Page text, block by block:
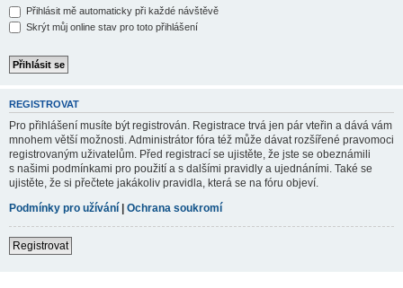
Přihlásit mě automaticky při každé návštěvě
Skrýt můj online stav pro toto přihlášení
REGISTROVAT
Pro přihlášení musíte být registrován. Registrace trvá jen pár vteřin a dává vám
mnohem větší možnosti. Administrátor fóra též může dávat rozšířené pravomoci
registrovaným uživatelům. Před registrací se ujistěte, že jste se obeznámili
s našimi podmínkami pro použití a s dalšími pravidly a ujednáními. Také se
ujistěte, že si přečtete jakákoliv pravidla, která se na fóru objeví.
Podmínky pro užívání | Ochrana soukromí
Registrovat